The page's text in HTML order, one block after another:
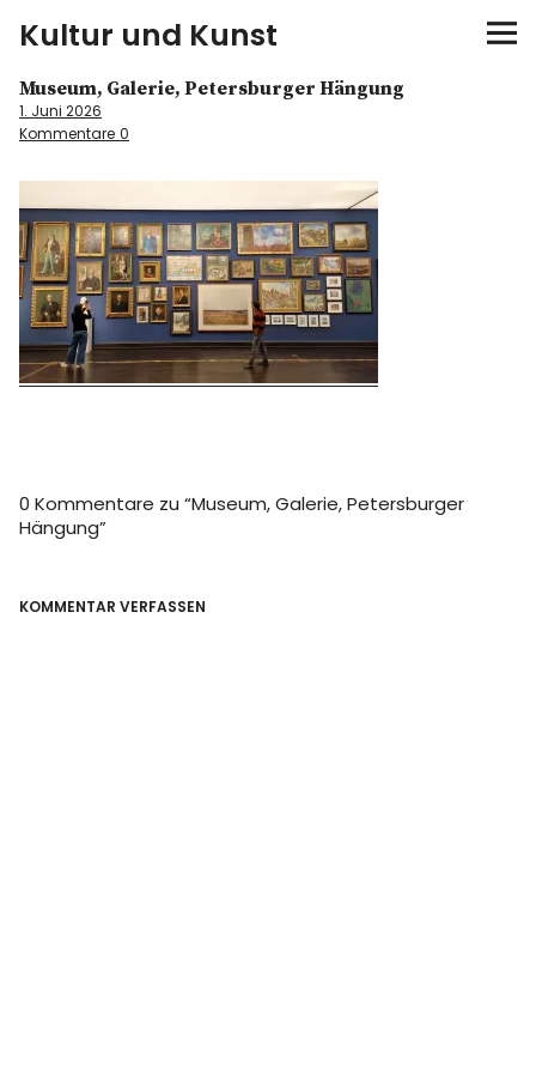
Kultur und Kunst
kultur & kunst
Spiele
Konzerte
Museen bei…
Über mich
Museum, Galerie, Petersburger Hängung
1. Juni 2026
Kommentare 0
0 Kommentare zu “Museum, Galerie, Petersburger
Hängung”
KOMMENTAR VERFASSEN